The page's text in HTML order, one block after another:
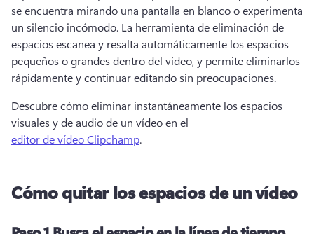
se encuentra mirando una pantalla en blanco o experimenta
un silencio incómodo. La herramienta de eliminación de
espacios escanea y resalta automáticamente los espacios
pequeños o grandes dentro del vídeo, y permite eliminarlos
rápidamente y continuar editando sin preocupaciones.
Descubre cómo eliminar instantáneamente los espacios
visuales y de audio de un vídeo en el
editor de vídeo Clipchamp.
Cómo quitar los espacios de un vídeo